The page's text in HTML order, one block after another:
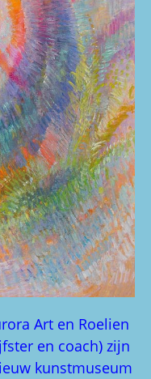
Art en Roelien
en coach) zijn
kunstmuseum